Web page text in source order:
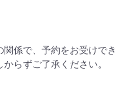
関係で、予約をお受けで
からずご了承ください。